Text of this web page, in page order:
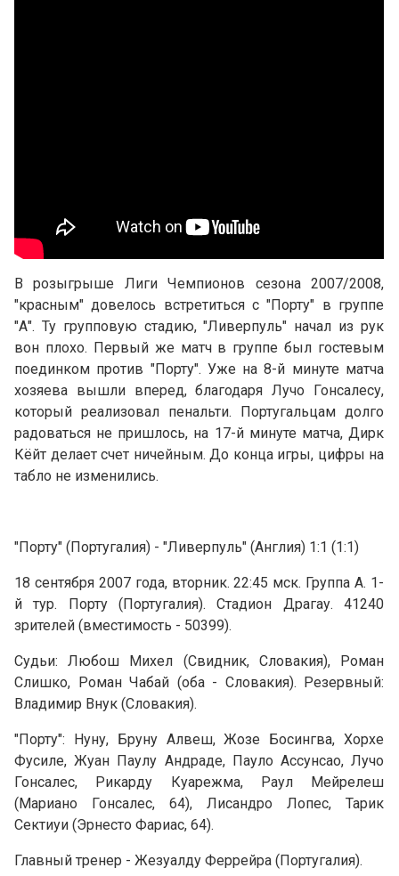
В розыгрыше Лиги Чемпионов сезона 2007/2008,
"красным" довелось встретиться с "Порту" в группе
"А". Ту групповую стадию, "Ливерпуль" начал из рук
вон плохо. Первый же матч в группе был гостевым
поединком против "Порту". Уже на 8-й минуте матча
хозяева вышли вперед, благодаря Лучо Гонсалесу,
который реализовал пенальти. Португальцам долго
радоваться не пришлось, на 17-й минуте матча, Дирк
Кёйт делает счет ничейным. До конца игры, цифры на
табло не изменились.
"Порту" (Португалия) - "Ливерпуль" (Англия) 1:1 (1:1)
18 сентября 2007 года, вторник. 22:45 мск. Группа A. 1-
й тур. Порту (Португалия). Стадион Драгау. 41240
зрителей (вместимость - 50399).
Судьи: Любош Михел (Свидник, Словакия), Роман
Слишко, Роман Чабай (оба - Словакия). Резервный:
Владимир Внук (Словакия).
"Порту": Нуну, Бруну Алвеш, Жозе Босингва, Хорхе
Фусиле, Жуан Паулу Андраде, Пауло Ассунсао, Лучо
Гонсалес, Рикарду Куарежма, Раул Мейрелеш
(Мариано Гонсалес, 64), Лисандро Лопес, Тарик
Сектиуи (Эрнесто Фариас, 64).
Главный тренер - Жезуалду Феррейра (Португалия).